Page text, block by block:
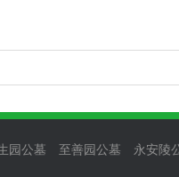
园公墓 至善园公墓 永安陵